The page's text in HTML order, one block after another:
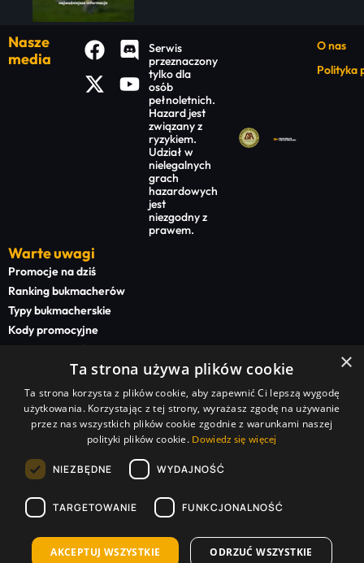
Nasze
media
Serwis
przeznaczony
tylko dla
osób
pełnoletnich.
Hazard jest
związany z
ryzykiem.
Udział w
nielegalnych
grach
hazardowych
jest
niezgodny z
prawem.
O nas
Polityka
Warte uwagi
Promocje na dziś
Ranking bukmacherów
Typy bukmacherskie
Kody promocyjne
Bonusy powitalne
Newsy bukmacherskie
Na start
Superbet kod promocyjny
STS kod promocyjny
BETFAN kod promocyjny
TOTALbet kod promocyjny
Sponsorzy serwisu:
TOTALbet Zakłady Bukmacherskie Sp. z o.o. | BETFAN Zakłady Bukmacherskie Polska Sp. z
o.o. | Betclic Zakłady Bukmacherskie Polska Sp. z o.o. | forBET Zakłady Bukmacherskie Sp. z
o.o. | FORTUNA online zakłady bukmacherskie Sp. z o.o. | LV BET Zakłady Bukmacherskie Sp.
×
Ta strona używa plików cookie
Ta strona korzysta z plików cookie, aby zapewnić Ci lepszą wygodę
użytkowania. Korzystając z tej strony, wyrażasz zgodę na używanie
przez nas wszystkich plików cookie zgodnie z warunkami naszej
polityki plików cookie. Dowiedz się więcej
NIEZBĘDNE WYDAJNOŚĆ
TARGETOWANIE FUNKCJONALNOŚĆ
AKCEPTUJ WSZYSTKIE ODRZUĆ WSZYSTKIE